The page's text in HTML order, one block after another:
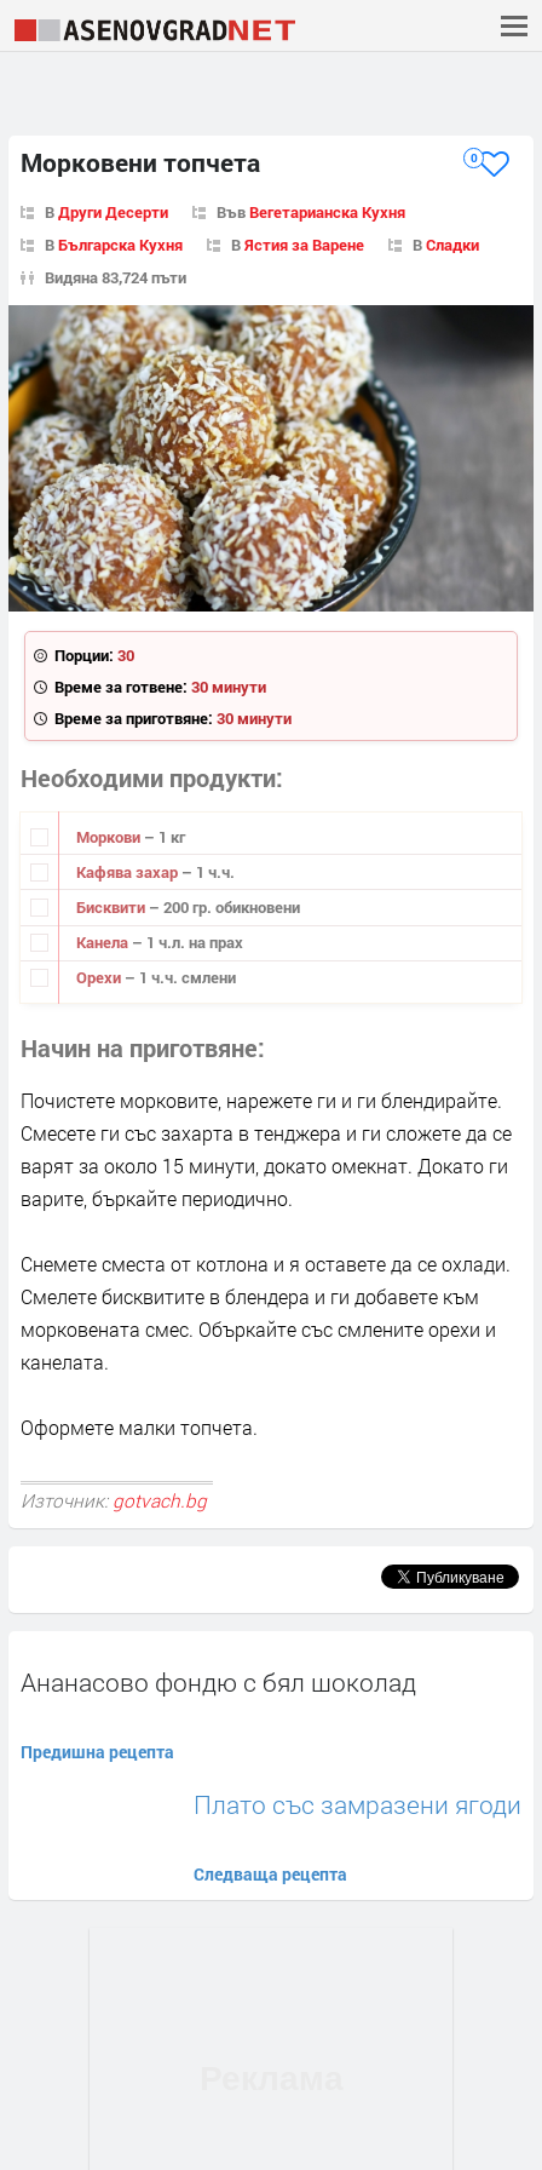
Морковени топчета 0
ВДруги Десерти ВъвВегетарианска Кухня
ВБългарска Кухня ВЯстия за Варене ВСладки
Видяна 83,724 пъти
Порции: 30
Време за готвене: 30 минути
Време за приготвяне: 30 минути
Необходими продукти
Моркови – 1 кг
Кафява захар – 1 ч.ч.
Бисквити – 200 гр. обикновени
Канела – 1 ч.л. на прах
Орехи – 1 ч.ч. смлени
Начин на приготвяне
Почистете морковите, нарежете ги и ги блендирайте.
Смесете ги със захарта в тенджера и ги сложете да се
варят за около 15 минути, докато омекнат. Докато ги
варите, бъркайте периодично.
Снемете сместа от котлона и я оставете да се охлади.
Смелете бисквитите в блендера и ги добавете към
морковената смес. Объркайте със смлените орехи и
канелата.
Оформете малки топчета.
Източник: gotvach.bg
Ананасово фондю с бял шоколад
Предишна рецепта
Плато със замразени ягоди
Следваща рецепта